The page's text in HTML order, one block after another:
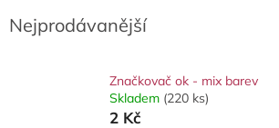
Nejprodávanější
Značkovač ok - mix barev
Skladem (220 ks)
2 Kč